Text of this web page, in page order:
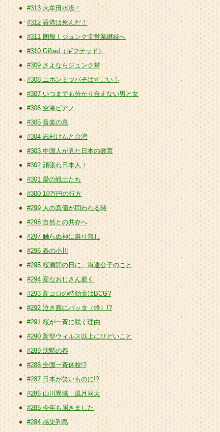
#313 大牟田水没！
#312 香港は死んだ！
#311 朗報！ジュンク堂営業継続へ
#310 Gifted（ギフテッド）
#309 さよならジュンク堂
#308 ニホンミツバチはすごい！
#307 いつまでも分かり合えない男と女
#306 空港ピアノ
#305 音楽の泉
#304 志村けんと台湾
#303 中国人が見た日本の教育
#302 頑張れ日本人！
#301 愛の戦士たち
#300 10万円の行方
#299 人の真価が問われる時
#298 自然との共存へ
#297 触らぬ神に祟り無し
#296 春の小川
#295 桜満開の日に、海達公子のこと
#294 変なおじさん逝く
#293 新コロの特効薬はBCG?
#292 泣き面にバッタ（蜂）!?
#291 桜が一斉に咲く理由
#290 新型ウィルス以上にひどいこと
#289 沈黙の春
#288 全国一斉休校!?
#287 日本が笑いものに!?
#286 山川異域 風月同天
#285 今年も届きました
#284 感染列島